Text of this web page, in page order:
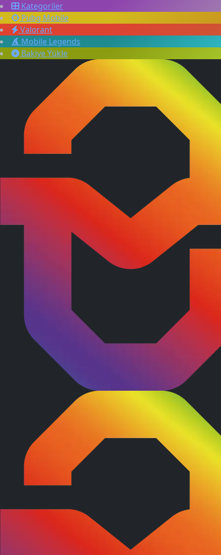
Kategoriler
Pubg Mobile
Valorant
Mobile Legends
Bakiye Yükle